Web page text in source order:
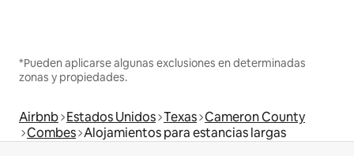
*Pueden aplicarse algunas exclusiones en determinadas
zonas y propiedades.
Airbnb Estados Unidos Texas Cameron County
Combes Alojamientos para estancias largas